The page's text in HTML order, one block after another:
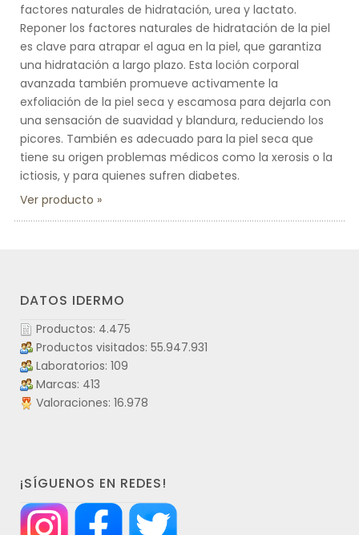
factores naturales de hidratación, urea y lactato.
Reponer los factores naturales de hidratación de la piel
es clave para atrapar el agua en la piel, que garantiza
una hidratación a largo plazo. Esta loción corporal
avanzada también promueve activamente la
exfoliación de la piel seca y escamosa para dejarla con
una sensación de suavidad y blandura, reduciendo los
picores. También es adecuado para la piel seca que
tiene su origen problemas médicos como la xerosis o la
ictiosis, y para quienes sufren diabetes.
Ver producto
DATOS IDERMO
Productos: 4.475
Productos visitados: 55.947.931
Laboratorios: 109
Marcas: 413
Valoraciones: 16.978
¡SÍGUENOS EN REDES!